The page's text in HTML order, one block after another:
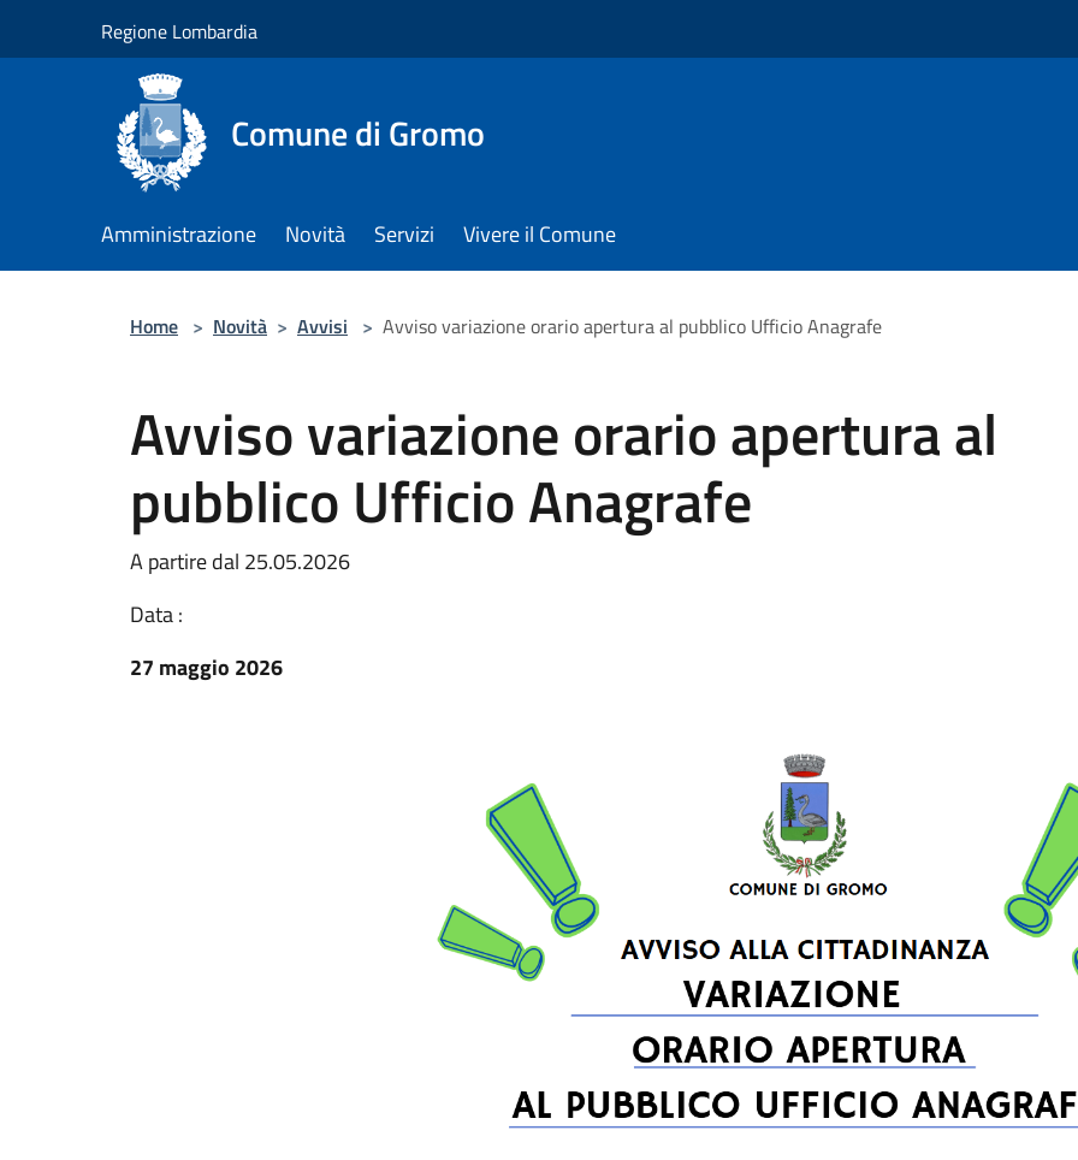
Regione Lombardia
Comune di Gromo
Amministrazione Novità Servizi Vivere il Comune
Home > Novità > Avvisi > Avviso variazione orario apertura al pubblico Ufficio Anagrafe
Avviso variazione orario apertura al
pubblico Ufficio Anagrafe
A partire dal 25.05.2026
Data :
27 maggio 2026